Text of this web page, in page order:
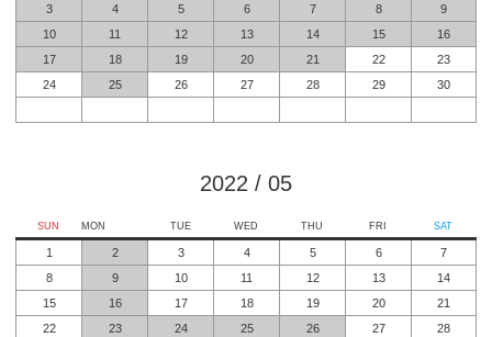
3
4 5 6 7 8
9
10
11 12 13 14 15
16
17
18 19 20 21 22
23
24
25 26 27 28 29 30
2022 / 05
SUN MON TUE WED THU FRI SAT
1 2 3 4 5 6
7
8
9 10 11 12 13
14
15
16 17 18 19 20
21
22
23 24 25 26 27
28